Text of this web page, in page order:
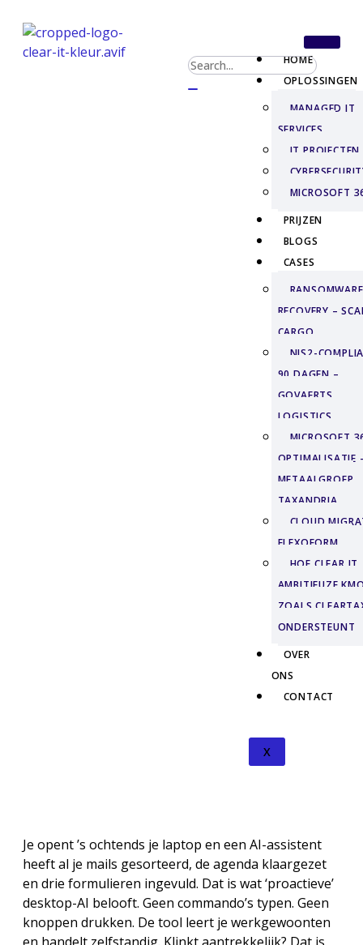
HOME
OPLOSSINGEN
MANAGED IT
SERVICES
IT PROJECTEN
MICROSOFT
PRIJZEN
BLOGS
CASES
RANSOMWARE
RECOVERY –
CARGO
NIS2-
90 DAGEN –
GOVAERTS
LOGISTICS
MICROSOFT
OPTIMALISATIE
METAALGROEP
TAXANDRIA
CLOUD
FLEXOFORM
HOE CLEAR IT
AMBITIEUZE
ZOALS
ONDERSTEUNT
OVER
ONS
CONTACT
X
Je opent ’s ochtends je laptop en een AI-assistent
heeft al je mails gesorteerd, de agenda klaargezet
en drie formulieren ingevuld. Dat is wat ‘proactieve’
desktop-AI belooft. Geen commando’s typen. Geen
knoppen drukken. De tool leert je werkgewoonten